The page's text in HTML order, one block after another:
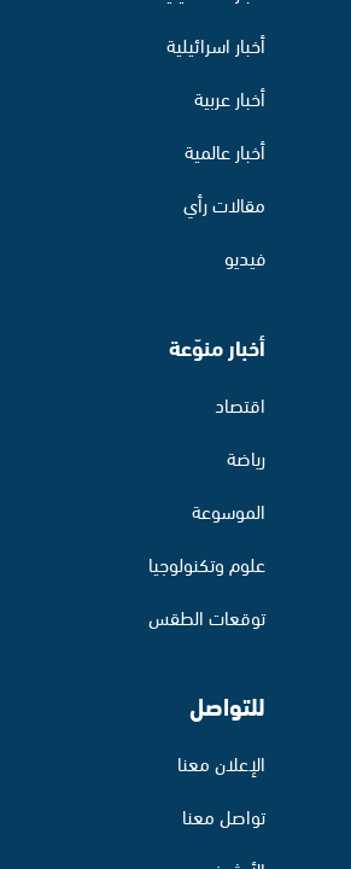
أخبار اسرائيلية
أخبار عربية
أخبار عالمية
مقالات رأي
فيديو
أخبار منوّعة
اقتصاد
رياضة
الموسوعة
علوم وتكنولوجيا
توقعات الطقس
للتواصل
الإعلان معنا
تواصل معنا